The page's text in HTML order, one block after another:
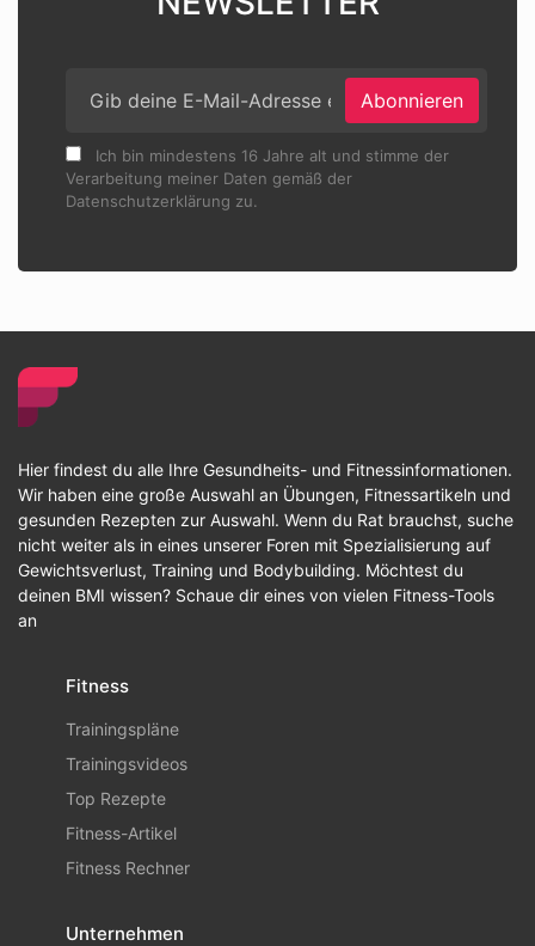
Abonnieren
Ich bin mindestens 16 Jahre alt und stimme der
Verarbeitung meiner Daten gemäß der
Datenschutzerklärung zu.
Hier findest du alle Ihre Gesundheits- und Fitnessinformationen.
Wir haben eine große Auswahl an Übungen, Fitnessartikeln und
gesunden Rezepten zur Auswahl. Wenn du Rat brauchst, suche
nicht weiter als in eines unserer Foren mit Spezialisierung auf
Gewichtsverlust, Training und Bodybuilding. Möchtest du
deinen BMI wissen? Schaue dir eines von vielen Fitness-Tools
an
Fitness
Trainingspläne
Trainingsvideos
Top Rezepte
Fitness-Artikel
Fitness Rechner
Unternehmen